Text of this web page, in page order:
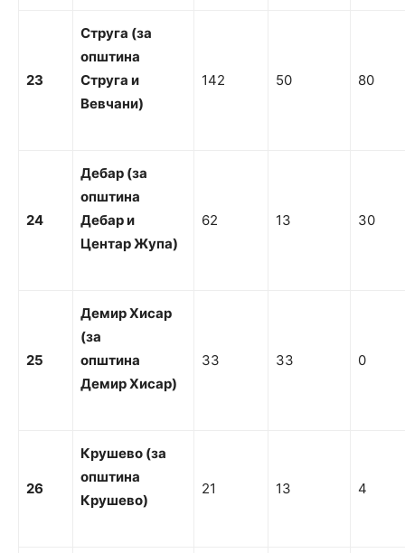
23
Струга (за
општина
Струга и
Вевчани)
142 50 80
24
Дебар (за
општина
Дебари
Центар Жупа)
62 13 30
25
Демир Хисар
(за
општина
ДемирХисар)
33 33 0
26
Крушево (за
општина
Крушево)
21 13 4